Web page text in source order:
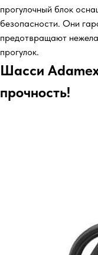
прогулочный блок
безопасности. Они
предотвращают
прогулок.
Шасси
прочность!